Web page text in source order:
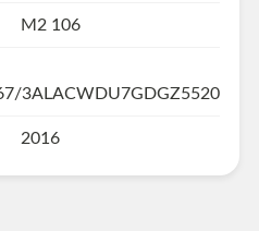
M2 106
3ALACWDU7GDGZ5520
2016